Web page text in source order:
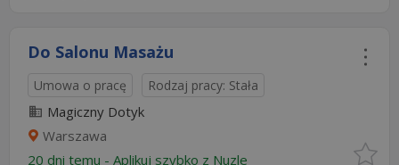
Do Salonu Masażu
Umowa o pracę Rodzaj pracy: Stała
Magiczny Dotyk
Warszawa
20 dni temu - Aplikuj szybko z Nuzle